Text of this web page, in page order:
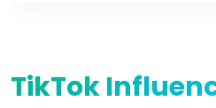
TikTok